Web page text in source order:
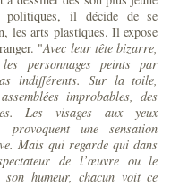
politiques, il décide de se
les arts plastiques. Il expose
"Avec leur tête bizarre,
personnages peints par
indifférents. Sur la toile,
improbables, des
Les visages aux yeux
une sensation
Mais qui regarde qui dans
de l’œuvre ou le
son humeur, chacun voit ce